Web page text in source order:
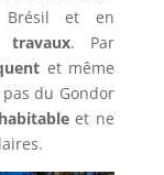
Brésil et en
. Par
et même
du Gondor
et ne